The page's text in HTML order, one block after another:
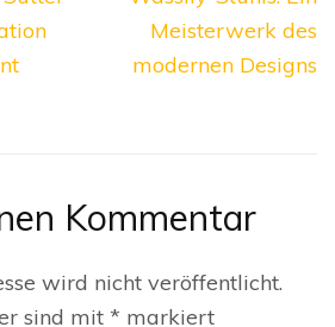
Meisterwerk des
modernen Designs
Kommentar
wird nicht veröffentlicht.
sind mit * markiert